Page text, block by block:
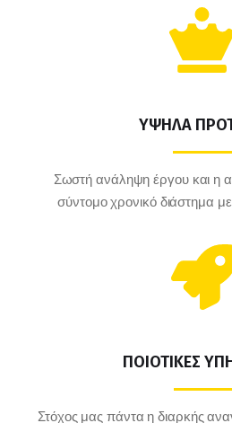
ΥΨΗΛΑ
Σωστή ανάληψη έργου και η
σύντομο χρονικό διάστημα
ΠΟΙΟΤΙΚΕΣ
Στόχος μας πάντα η διαρκής